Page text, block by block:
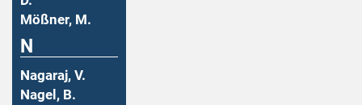
Mößner, M.
N
Nagaraj, V.
Nagel, B.